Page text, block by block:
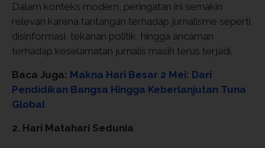
Dalam konteks modern, peringatan ini semakin
relevan karena tantangan terhadap jurnalisme seperti
disinformasi, tekanan politik, hingga ancaman
terhadap keselamatan jurnalis masih terus terjadi.
Baca Juga: Makna Hari Besar 2 Mei: Dari
Pendidikan Bangsa Hingga Keberlanjutan Tuna
Global
2. Hari Matahari Sedunia